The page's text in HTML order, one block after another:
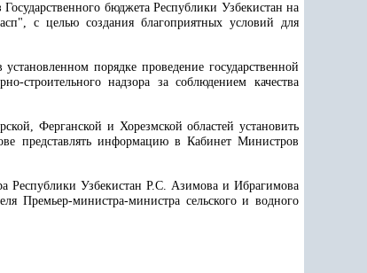
бюджета Республики Узбекистан на
с целью создания благоприятных условий для
порядке проведение государственной
строительного надзора за соблюдением качества
Ферганской и Хорезмской областей установить
представлять информацию в Кабинет Министров
Республики Узбекистан Р.С. Азимова и Ибрагимова
Премьер-министра-министра сельского и водного